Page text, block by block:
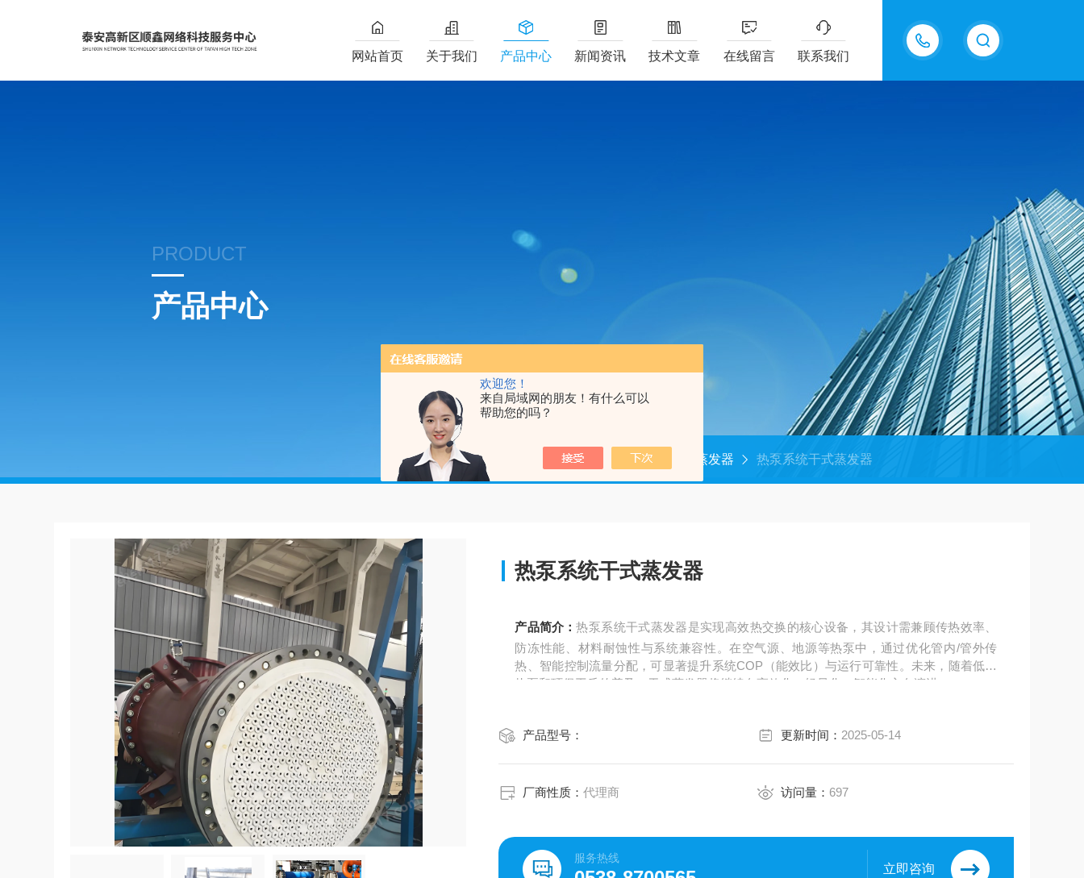
欢迎您！
来自局域网的朋友！有什么可以
帮助您的吗？
18605483306
网站首页 关于我们 产品中心 新闻资讯 技术文章 在线留言 联系我们
PRODUCT
产品中心
首页 产品中心 蒸发器 热泵系统干式蒸发器
热泵系统干式蒸发器
产品简介：热泵系统干式蒸发器是实现高效热交换的核心设备，其设计需兼顾传热效率、
防冻性能、材料耐蚀性与系统兼容性。在空气源、地源等热泵中，通过优化管内/管外传
热、智能控制流量分配，可显著提升系统COP（能效比）与运行可靠性。未来，随着低温
热泵和环保工质的普及，干式蒸发器将继续向高效化、轻量化、智能化方向演进。
产品型号： 更新时间： 2025-05-14
厂商性质：代理商 访问量： 697
服务热线
立即咨询